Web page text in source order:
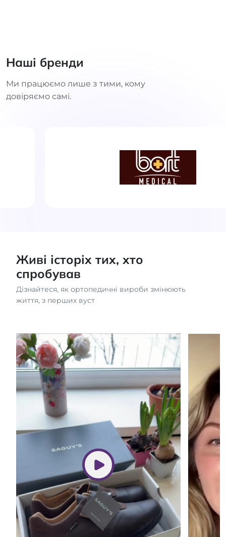
Наші бренди
Ми працюємо лише з тими, кому
довіряємо самі.
Живі історіх тих, хто
спробував
Дізнайтеся, як ортопедичні вироби змінюють
життя, з перших вуст